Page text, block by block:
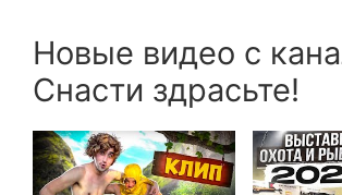
Новые видео с
Снасти здрасьте!